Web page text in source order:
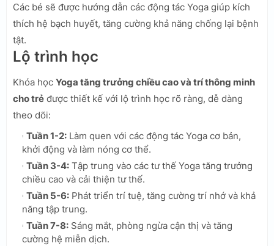
Các bé sẽ được hướng dẫn các động tác Yoga giúp kích
thích hệ bạch huyết, tăng cường khả năng chống lại bệnh
tật.
Lộ trình học
Khóa học Yoga tăng trưởng chiều cao và trí thông minh
cho trẻ được thiết kế với lộ trình học rõ ràng, dễ dàng
theo dõi:
Tuần 1-2: Làm quen với các động tác Yoga cơ bản,
khởi động và làm nóng cơ thể.
Tuần 3-4: Tập trung vào các tư thế Yoga tăng trưởng
chiều cao và cải thiện tư thế.
Tuần 5-6: Phát triển trí tuệ, tăng cường trí nhớ và khả
năng tập trung.
Tuần 7-8: Sáng mắt, phòng ngừa cận thị và tăng
cường hệ miễn dịch.